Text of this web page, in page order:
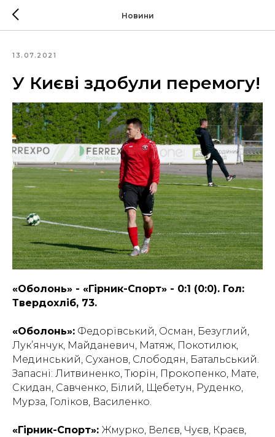
Новини
13.07.2021
У Києві здобули перемогу!
«Оболонь» - «Гірник-Спорт» - 0:1 (0:0). Гол:
Твердохліб, 73.
«Оболонь»: Федорівський, Осман, Безуглий,
Лук’янчук, Майданевич, Матяж, Покотилюк,
Мединський, Суханов, Слободян, Батальський.
Запасні: Литвиненко, Тюрін, Прокопенко, Мате,
Скидан, Савченко, Білий, Щебетун, Руденко,
Мурза, Голіков, Василенко.
«Гірник-Спорт»: Жмурко, Велєв, Чуєв, Краєв,